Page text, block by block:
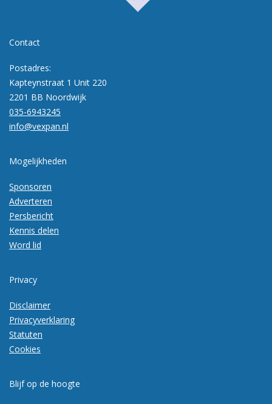
Contact
Postadres:
Kapteynstraat 1 Unit 220
2201 BB Noordwijk
035-6943245
info@vexpan.nl
Mogelijkheden
Sponsoren
Adverteren
Persbericht
Kennis delen
Word lid
Privacy
Disclaimer
Privacyverklaring
Statuten
Cookies
Blijf op de hoogte